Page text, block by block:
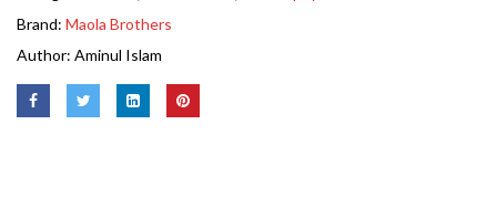
Brand: Maola Brothers
Author: Aminul Islam